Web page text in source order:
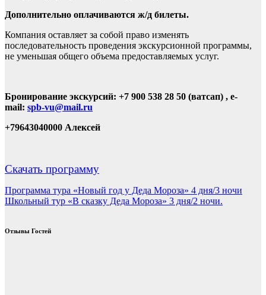
Дополнительно оплачиваются ж/д билеты.
Компания оставляет за собой право изменять
последовательность проведения экскурсионной программы,
не уменьшая общего объема предоставляемых услуг.
Бронирование экскурсий: +7 900 538 28 50 (ватсап) , e-
mail: spb-vu@mail.ru
+79643040000 Алексей
Скачать программу
Навигация
по
Программа тура «Новый год у Деда Мороза» 4 дня/3 ночи
Школьный тур «В сказку Деда Мороза» 3 дня/2 ночи.
Отзывы Гостей